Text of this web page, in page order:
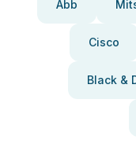
Abb
Cisco
Black &